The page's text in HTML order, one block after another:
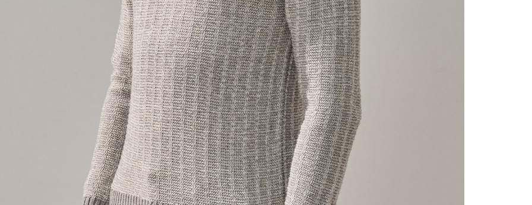
意いただけない場合は、当サービスを選択しないでください。